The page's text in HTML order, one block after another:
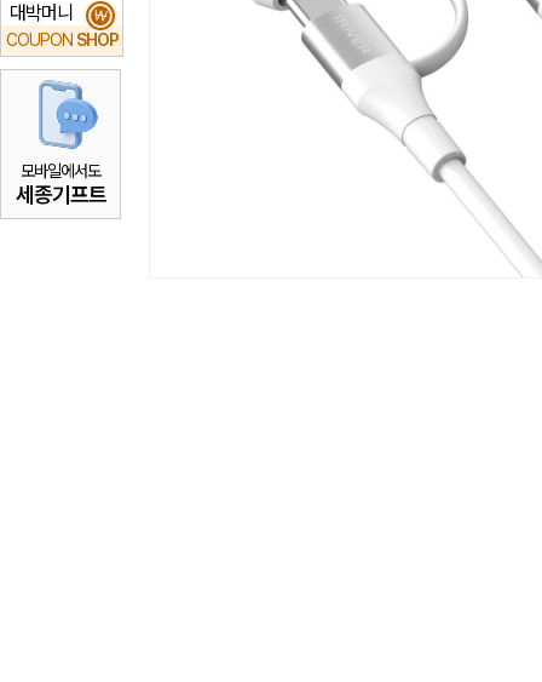
대박머니
COUPON SHOP
₩
모바일에서도
세종기프트